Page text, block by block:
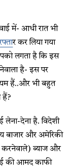
में- आधी रात भी
र कर लिया गया
लगता है कि इस
है- इस पर
हैं..और भी बहुत
हैं?
देना है. विदेशी
बाजार और अमेरिकी
करनेवाले) ब्याज और
की आमद काफी